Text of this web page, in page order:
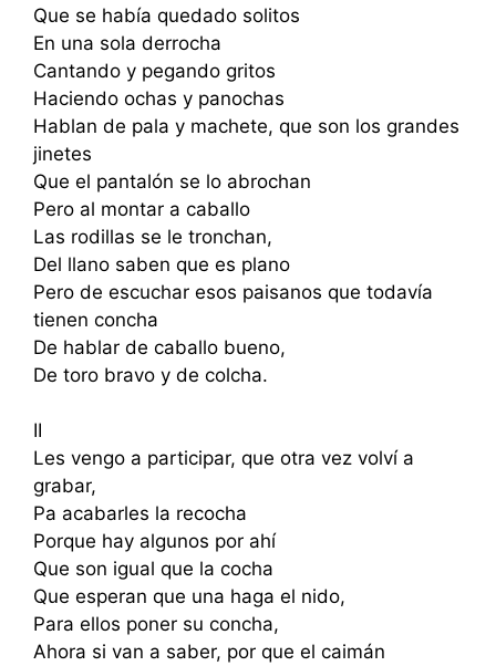
Que se había quedado solitos
En una sola derrocha
Cantando y pegando gritos
Haciendo ochas y panochas
Hablan de pala y machete, que son los grandes
jinetes
Que el pantalón se lo abrochan
Pero al montar a caballo
Las rodillas se le tronchan,
Del llano saben que es plano
Pero de escuchar esos paisanos que todavía
tienen concha
De hablar de caballo bueno,
De toro bravo y de colcha.
II
Les vengo a participar, que otra vez volví a
grabar,
Pa acabarles la recocha
Porque hay algunos por ahí
Que son igual que la cocha
Que esperan que una haga el nido,
Para ellos poner su concha,
Ahora si van a saber, por que el caimán